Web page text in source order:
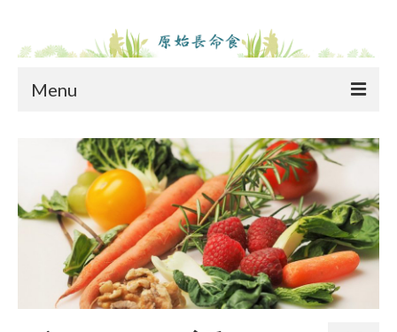
Menu
ホーム
原始長命食とは
原始長命食とは
原始長命食の成分表
長命食ご愛用者体験談